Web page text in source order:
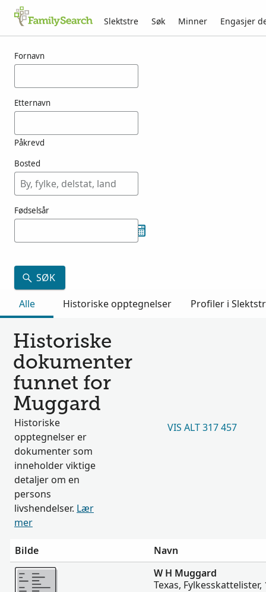
Slektstre Søk Minner Engasjer
Fornavn
Etternavn
Påkrevd
Bosted
Fødselsår
SØK
Alle
Historiske opptegnelser Profiler i
Historiske
dokumenter
funnet for
Muggard
Historiske
opptegnelser er
dokumenter som
inneholder viktige
detaljer om en
persons
livshendelser. Lær
mer
VIS ALT 317 457
Bilde
Navn
Flere
W H Muggard
Texas, Fylkesskattelister,